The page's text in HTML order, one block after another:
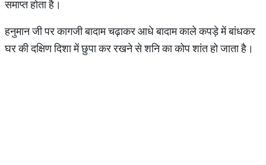
समाप्त होता है।
हनुमान जी पर कागजी बादाम चढ़ाकर आधे बादाम काले कपड़े में बांधकर
घर की दक्षिण दिशा में छुपा कर रखने से शनि का कोप शांत हो जाता है।